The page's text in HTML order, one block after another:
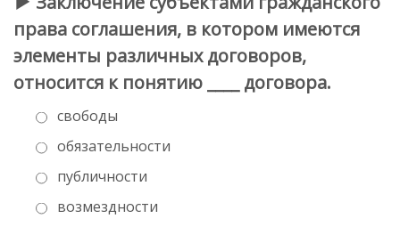
права соглашения, в котором имеются
элементы различных договоров,
относится к понятию ____ договора.
свободы
обязательности
публичности
возмездности